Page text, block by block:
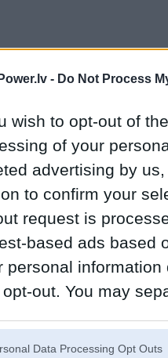
- Do Not Process
wish to opt-out of
of your
advertising by
to confirm your
request is
based ads based
personal
out. You may
Data Processing Opt Outs